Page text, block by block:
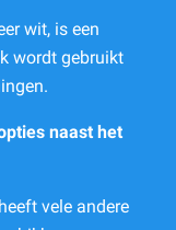
wit, is een
wordt gebruikt
naast het
vele andere